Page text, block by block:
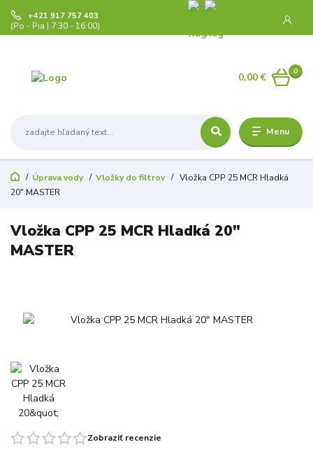
Menu
+421 917 757 403
(Po - Pia | 7:30 - 16:00)
0
0,00 €
Úprava vody Vložky do filtrov
Vložka CPP 25 MCR Hladká
20" MASTER
Vložka CPP 25 MCR Hladká 20"
MASTER
Zobraziť recenzie